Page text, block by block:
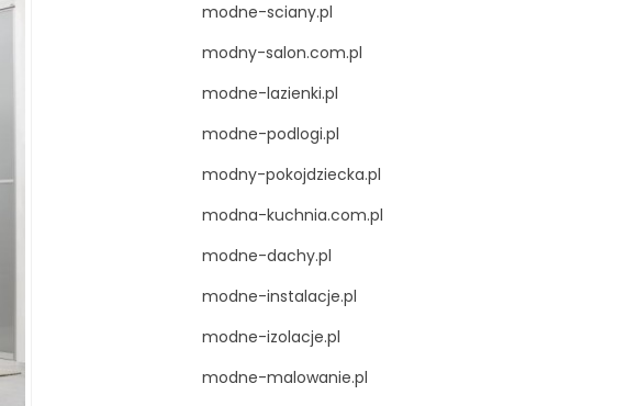
modne-sciany.pl
modny-salon.com.pl
modne-lazienki.pl
modne-podlogi.pl
modny-pokojdziecka.pl
modna-kuchnia.com.pl
modne-dachy.pl
modne-instalacje.pl
modne-izolacje.pl
modne-malowanie.pl